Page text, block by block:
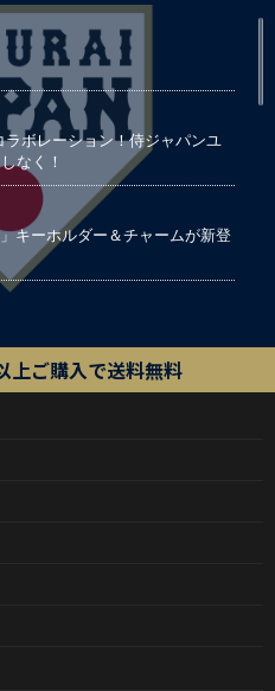
「侍ジャパン×名探偵コナン」巾着
¥1,320
ボレーション！侍ジャパンユ
なく！
キーホルダー＆チャームが新登
めに！
ルネームプレート＆リストバン
望～［Blu-ray・DVD］
上ご購入で送料無料